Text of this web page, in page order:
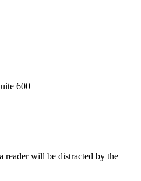
600
reader will be distracted by the